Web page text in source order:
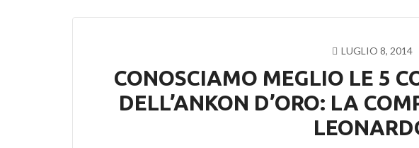
LUGLIO 8, 2014
CONOSCIAMO MEGLIO LE 5
DELL’ANKON D’ORO: LA